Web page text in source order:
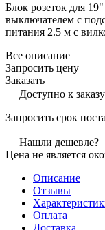
Блок розеток для
выключателем с
питания 2.5 м с
Все описание
Запросить цену
Заказать
Доступно к заказу
Запросить срок
Нашли дешевле?
Цена не является
Описание
Отзывы
Оплата
Доставка